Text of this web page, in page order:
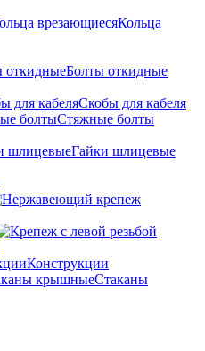
Кольца
Болты откидные
Скобы для кабеля
Стяжные болты
Гайки шлицевые
Конструкции
Стаканы